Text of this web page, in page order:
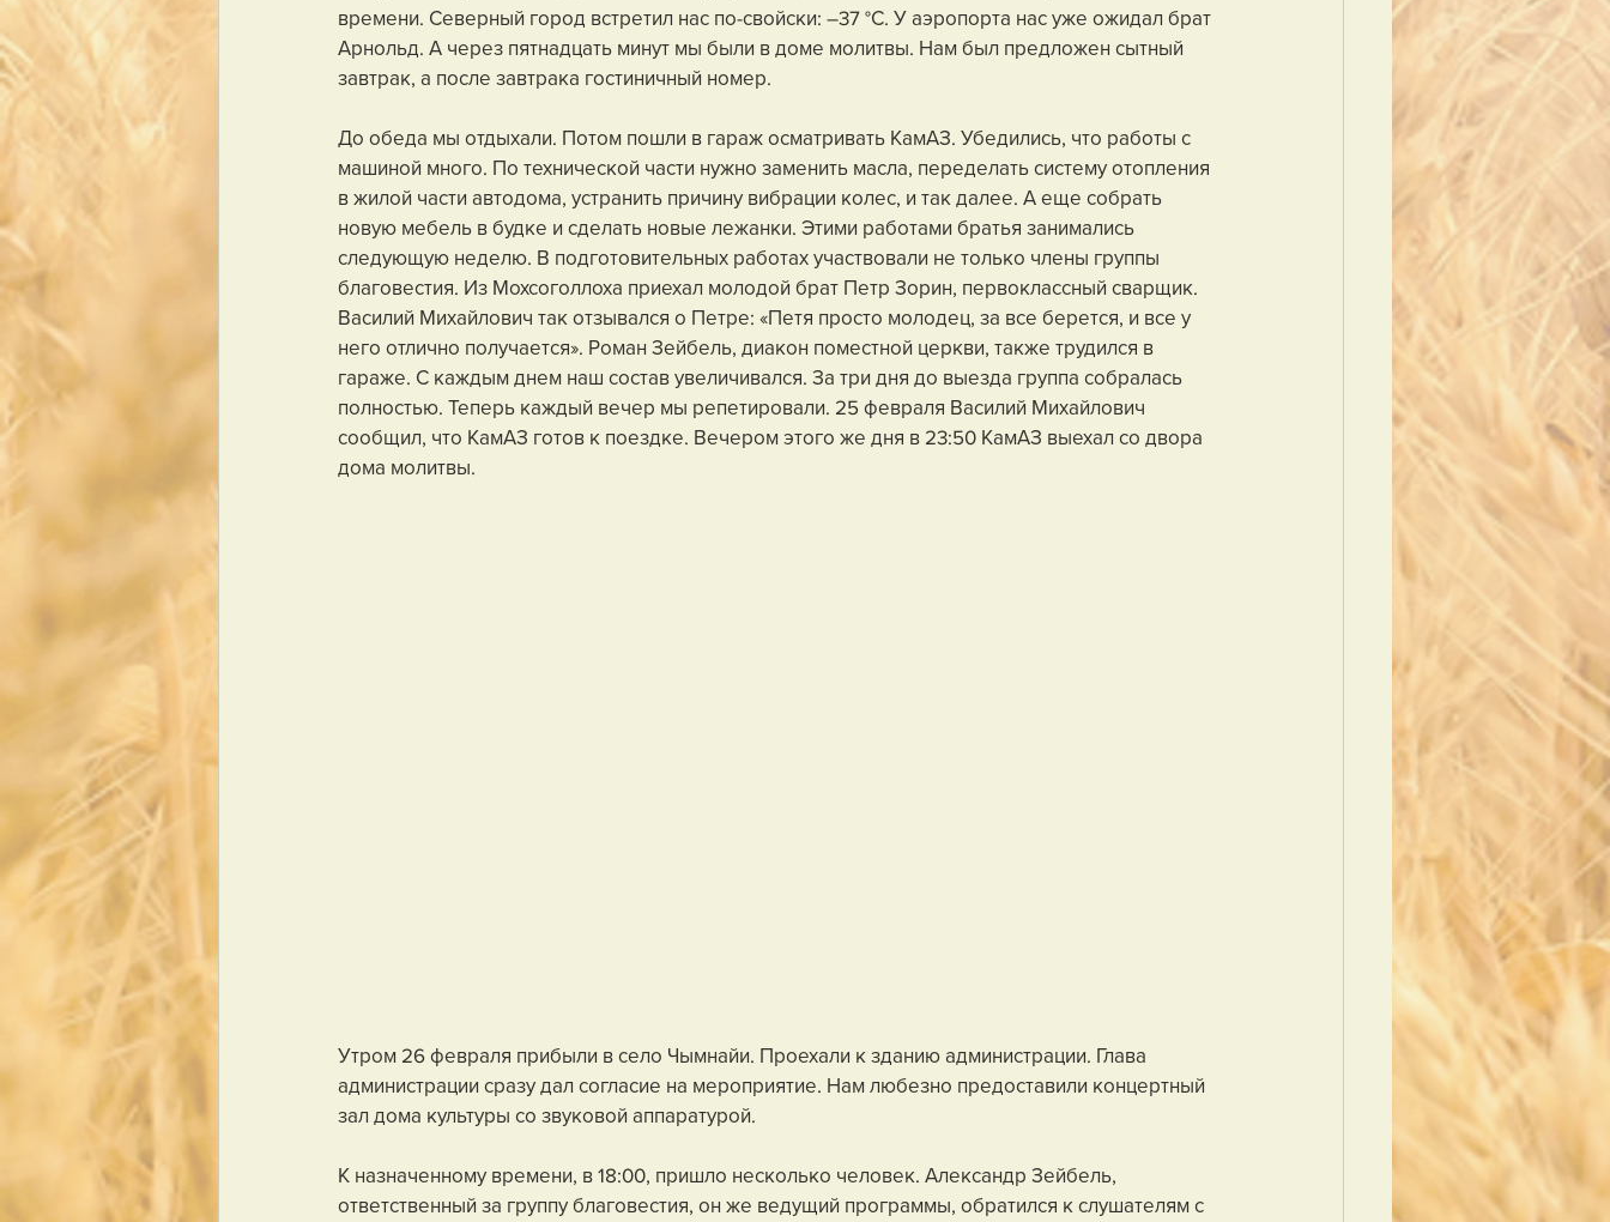
времени. Северный город встретил нас по-свойски: –37 °С. У аэропорта нас уже ожидал брат
Арнольд. А через пятнадцать минут мы были в доме молитвы. Нам был предложен сытный
завтрак, а после завтрака гостиничный номер.
До обеда мы отдыхали. Потом пошли в гараж осматривать КамАЗ. Убедились, что работы с
машиной много. По технической части нужно заменить масла, переделать систему отопления
в жилой части автодома, устранить причину вибрации колес, и так далее. А еще собрать
новую мебель в будке и сделать новые лежанки. Этими работами братья занимались
следующую неделю. В подготовительных работах участвовали не только члены группы
благовестия. Из Мохсоголлоха приехал молодой брат Петр Зорин, первоклассный сварщик.
Василий Михайлович так отзывался о Петре: «Петя просто молодец, за все берется, и все у
него отлично получается». Роман Зейбель, диакон поместной церкви, также трудился в
гараже. С каждым днем наш состав увеличивался. За три дня до выезда группа собралась
полностью. Теперь каждый вечер мы репетировали. 25 февраля Василий Михайлович
сообщил, что КамАЗ готов к поездке. Вечером этого же дня в 23:50 КамАЗ выехал со двора
дома молитвы.
Утром 26 февраля прибыли в село Чымнайи. Проехали к зданию администрации. Глава
администрации сразу дал согласие на мероприятие. Нам любезно предоставили концертный
зал дома культуры со звуковой аппаратурой.
К назначенному времени, в 18:00, пришло несколько человек. Александр Зейбель,
ответственный за группу благовестия, он же ведущий программы, обратился к слушателям с